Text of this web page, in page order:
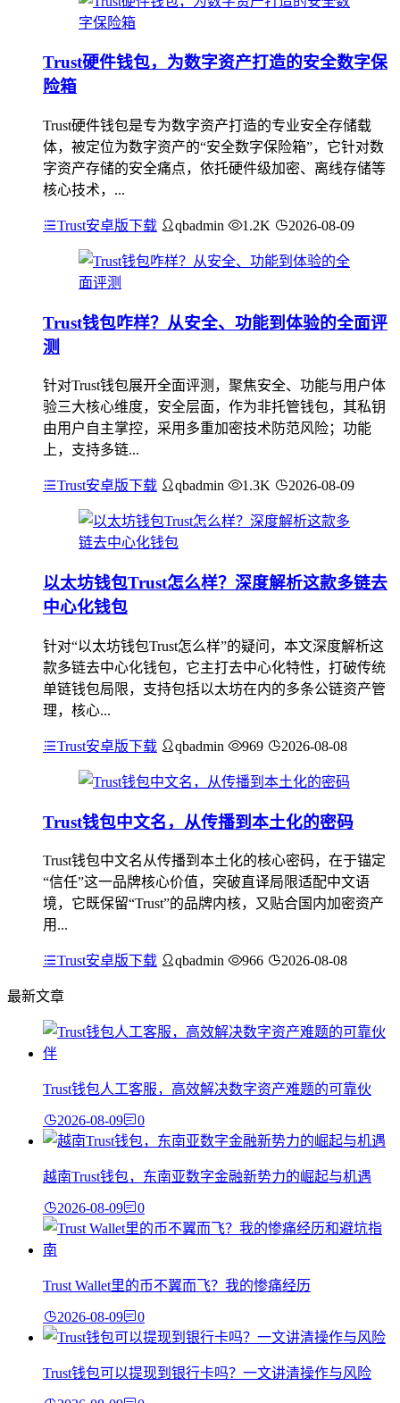
Trust硬件钱包，为数字资产打造的安全数字保
险箱
Trust硬件钱包是专为数字资产打造的专业安全存储载
体，被定位为数字资产的“安全数字保险箱”，它针对数
字资产存储的安全痛点，依托硬件级加密、离线存储等
核心技术，...
Trust安卓版下载 qbadmin 1.2K 2026-08-09
Trust钱包咋样？从安全、功能到体验的全面评
测
针对Trust钱包展开全面评测，聚焦安全、功能与用户体
验三大核心维度，安全层面，作为非托管钱包，其私钥
由用户自主掌控，采用多重加密技术防范风险；功能
上，支持多链...
Trust安卓版下载 qbadmin 1.3K 2026-08-09
以太坊钱包Trust怎么样？深度解析这款多链去
中心化钱包
针对“以太坊钱包Trust怎么样”的疑问，本文深度解析这
款多链去中心化钱包，它主打去中心化特性，打破传统
单链钱包局限，支持包括以太坊在内的多条公链资产管
理，核心...
Trust安卓版下载 qbadmin 969 2026-08-08
Trust钱包中文名，从传播到本土化的密码
Trust钱包中文名从传播到本土化的核心密码，在于锚定
“信任”这一品牌核心价值，突破直译局限适配中文语
境，它既保留“Trust”的品牌内核，又贴合国内加密资产
用...
Trust安卓版下载 qbadmin 966 2026-08-08
最新文章
Trust钱包人工客服，高效解决数字资产难题的可靠伙
2026-08-09 0
越南Trust钱包，东南亚数字金融新势力的崛起与机遇
2026-08-09 0
Trust Wallet里的币不翼而飞？我的惨痛经历
2026-08-09 0
Trust钱包可以提现到银行卡吗？一文讲清操作与风险